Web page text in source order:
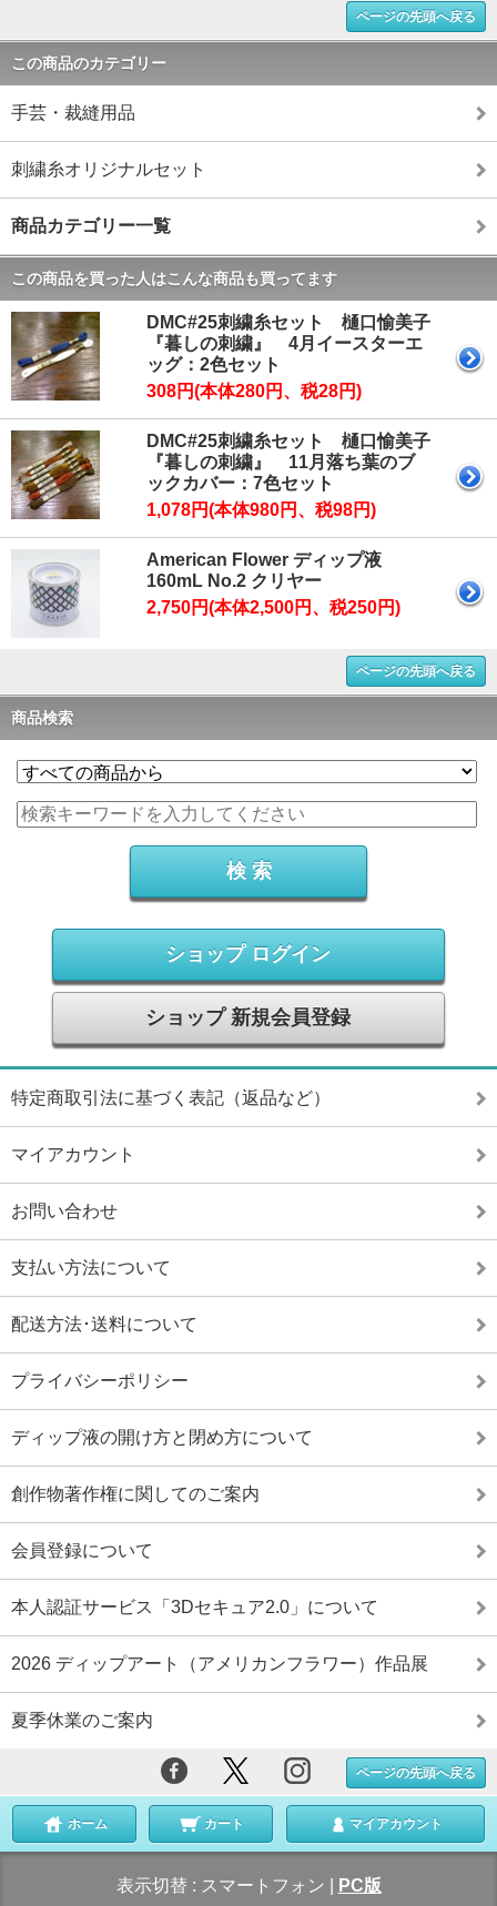
ページの先頭へ戻る
この商品のカテゴリー
手芸・裁縫用品
刺繍糸オリジナルセット
商品カテゴリー一覧
この商品を買った人はこんな商品も買ってます
DMC#25刺繍糸セット 樋口愉美子
『暮しの刺繍』 4月イースターエ
ッグ：2色セット
308円(本体280円、税28円)
DMC#25刺繍糸セット 樋口愉美子
『暮しの刺繍』 11月落ち葉のブ
ックカバー：7色セット
1,078円(本体980円、税98円)
American Flower ディップ液
160mL No.2 クリヤー
2,750円(本体2,500円、税250円)
ページの先頭へ戻る
商品検索
ショップ ログイン
ショップ 新規会員登録
特定商取引法に基づく表記（返品など）
マイアカウント
お問い合わせ
支払い方法について
配送方法･送料について
プライバシーポリシー
ディップ液の開け方と閉め方について
創作物著作権に関してのご案内
会員登録について
本人認証サービス「3Dセキュア2.0」について
2026 ディップアート（アメリカンフラワー）作品展
夏季休業のご案内
ページの先頭へ戻る
ホーム カート マイアカウント
表示切替 : スマートフォン PC版